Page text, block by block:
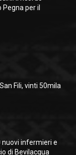
per il
Fili, vinti 50mila
nuovi infermieri e
di Bevilacqua